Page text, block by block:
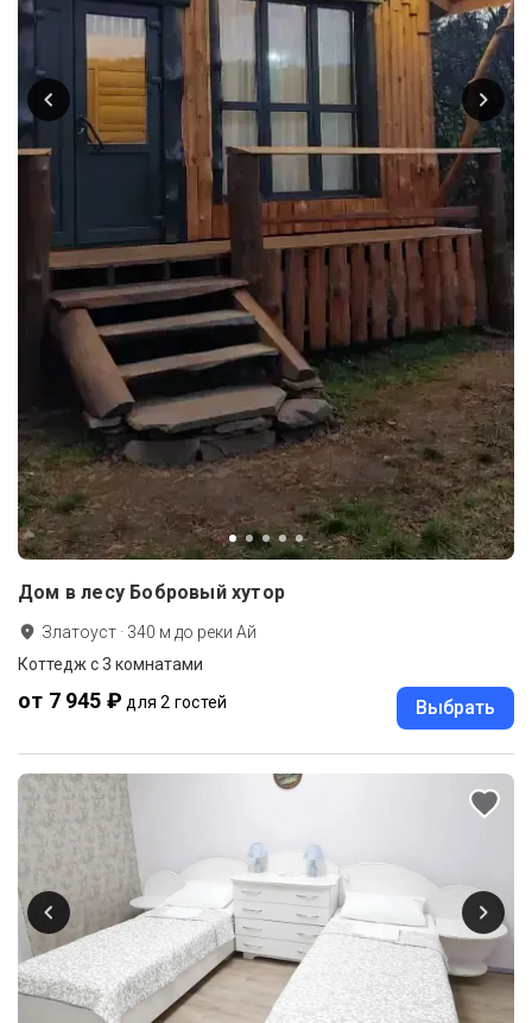
Дом в лесу Бобровый хутор
Златоуст · 340 м до реки Ай
Коттедж с 3 комнатами
от 7 945 ₽ для 2 гостей Выбрать